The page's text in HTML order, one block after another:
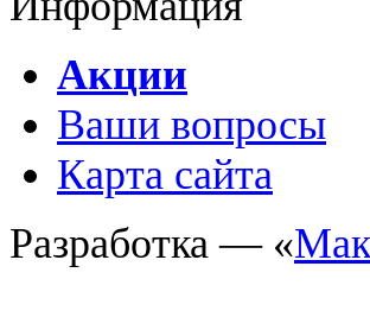
Акции
Ваши вопросы
Карта сайта
Разработка — «